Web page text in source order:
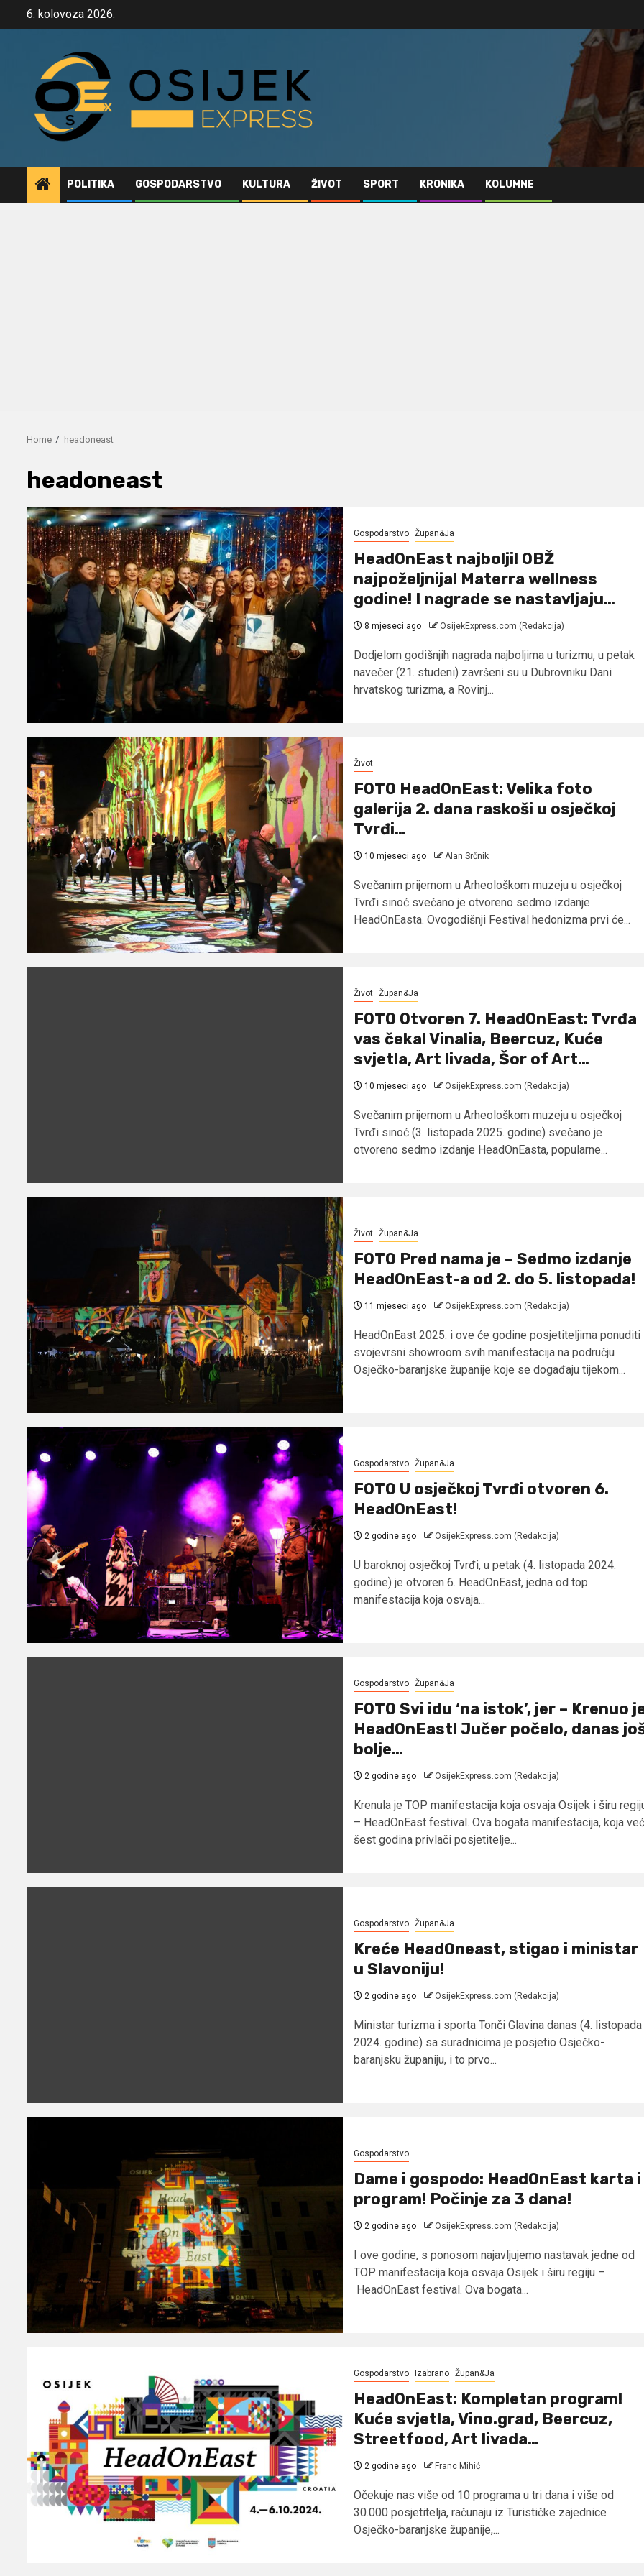
6. kolovoza 2026.
POLITIKA GOSPODARSTVO KULTURA ŽIVOT SPORT KRONIKA KOLUMNE
Home headoneast
headoneast
Gospodarstvo Župan&Ja
HeadOnEast najbolji! OBŽ
najpoželjnija! Materra wellness
godine! I nagrade se nastavljaju…
8 mjeseci ago OsijekExpress.com (Redakcija)
Dodjelom godišnjih nagrada najboljima u turizmu, u petak
navečer (21. studeni) završeni su u Dubrovniku Dani
hrvatskog turizma, a Rovinj...
Život
FOTO HeadOnEast: Velika foto
galerija 2. dana raskoši u osječkoj
Tvrđi…
10 mjeseci ago Alan Srčnik
Svečanim prijemom u Arheološkom muzeju u osječkoj
Tvrđi sinoć svečano je otvoreno sedmo izdanje
HeadOnEasta. Ovogodišnji Festival hedonizma prvi će...
Život Župan&Ja
FOTO Otvoren 7. HeadOnEast: Tvrđa
vas čeka! Vinalia, Beercuz, Kuće
svjetla, Art livada, Šor of Art…
10 mjeseci ago OsijekExpress.com (Redakcija)
Svečanim prijemom u Arheološkom muzeju u osječkoj
Tvrđi sinoć (3. listopada 2025. godine) svečano je
otvoreno sedmo izdanje HeadOnEasta, popularne...
Život Župan&Ja
FOTO Pred nama je – Sedmo izdanje
HeadOnEast-a od 2. do 5. listopada!
11 mjeseci ago OsijekExpress.com (Redakcija)
HeadOnEast 2025. i ove će godine posjetiteljima ponuditi
svojevrsni showroom svih manifestacija na području
Osječko-baranjske županije koje se događaju tijekom...
Gospodarstvo Župan&Ja
FOTO U osječkoj Tvrđi otvoren 6.
HeadOnEast!
2 godine ago OsijekExpress.com (Redakcija)
U baroknoj osječkoj Tvrđi, u petak (4. listopada 2024.
godine) je otvoren 6. HeadOnEast, jedna od top
manifestacija koja osvaja...
Gospodarstvo Župan&Ja
FOTO Svi idu ‘na istok’, jer – Krenuo
HeadOnEast! Jučer počelo, danas
bolje…
2 godine ago OsijekExpress.com (Redakcija)
Krenula je TOP manifestacija koja osvaja Osijek i širu
– HeadOnEast festival. Ova bogata manifestacija, koja već
šest godina privlači posjetitelje...
Gospodarstvo Župan&Ja
Kreće HeadOneast, stigao i ministar
u Slavoniju!
2 godine ago OsijekExpress.com (Redakcija)
Ministar turizma i sporta Tonči Glavina danas (4. listopada
2024. godine) sa suradnicima je posjetio Osječko-
baranjsku županiju, i to prvo...
Gospodarstvo
Dame i gospodo: HeadOnEast karta i
program! Počinje za 3 dana!
2 godine ago OsijekExpress.com (Redakcija)
I ove godine, s ponosom najavljujemo nastavak jedne od
TOP manifestacija koja osvaja Osijek i širu regiju –
HeadOnEast festival. Ova bogata...
Gospodarstvo Izabrano Župan&Ja
HeadOnEast: Kompletan program!
Kuće svjetla, Vino.grad, Beercuz,
Streetfood, Art livada…
2 godine ago Franc Mihić
Očekuje nas više od 10 programa u tri dana i više od
30.000 posjetitelja, računaju iz Turističke zajednice
Osječko-baranjske županije,...